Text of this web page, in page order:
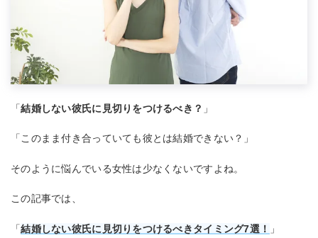
「結婚しない彼氏に見切りをつけるべき？ 」
「このまま付き合っていても彼とは結婚できない？」
そのように悩んでいる女性は少なくないですよね。
この記事では、
「結婚しない彼氏に見切りをつけるべきタイミング7選！ 」